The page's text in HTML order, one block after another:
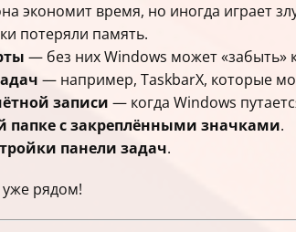
экономит время, но иногда играет
потеряли память.
— без них Windows может «забыть»
— например, TaskbarX, которые
записи — когда Windows
папке с закреплёнными значками.
панели задач.
рядом!